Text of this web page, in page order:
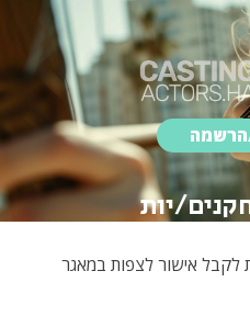
הרשמה
יות
אישור לצפות במאגר